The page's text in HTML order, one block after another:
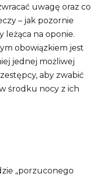
uwagę oraz co
– jak pozornie
leżąca na oponie.
obowiązkiem jest
jednej możliwej
aby zwabić
środku nocy z ich
„porzuconego